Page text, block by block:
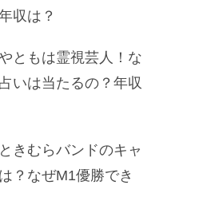
収は？
ともは霊視芸人！な
いは当たるの？年収
きむらバンドのキャ
？なぜM1優勝でき